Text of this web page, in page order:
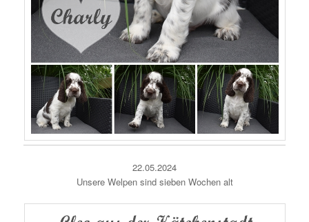
22.05.2024
Unsere Welpen sind sieben Wochen alt